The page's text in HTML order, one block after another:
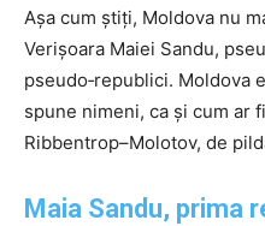
Așa cum știți, Moldova nu
Verișoara Maiei Sandu,
pseudo‑republici. Moldova
spune nimeni, ca și cum ar
Ribbentrop–Molotov, de
Maia Sandu, prima